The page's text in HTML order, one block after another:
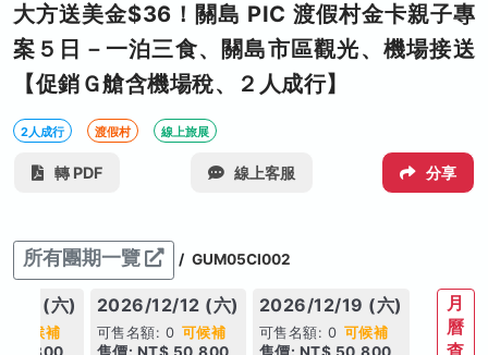
大方送美金$36！關島 PIC 渡假村金卡親子專
案５日－一泊三食、關島市區觀光、機場接送
【促銷Ｇ艙含機場稅、２人成行】
2人成行 渡假村 線上旅展
轉 PDF 線上客服 分享
所有團期一覽 / GUM05CI002
05 (六)
可候補
2026/12/12 (六)
可售名額: 0 可候補
2026/12/19 (六)
可售名額: 0 可候補
月
曆
查